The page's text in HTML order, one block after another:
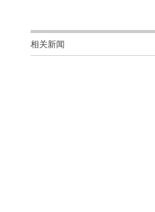
相关新闻